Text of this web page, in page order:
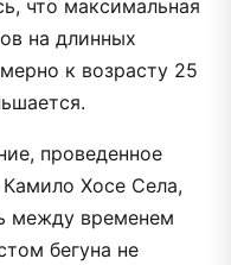
что максимальная
на длинных
к возрасту 25
проведенное
Хосе Села,
между временем
бегуна не